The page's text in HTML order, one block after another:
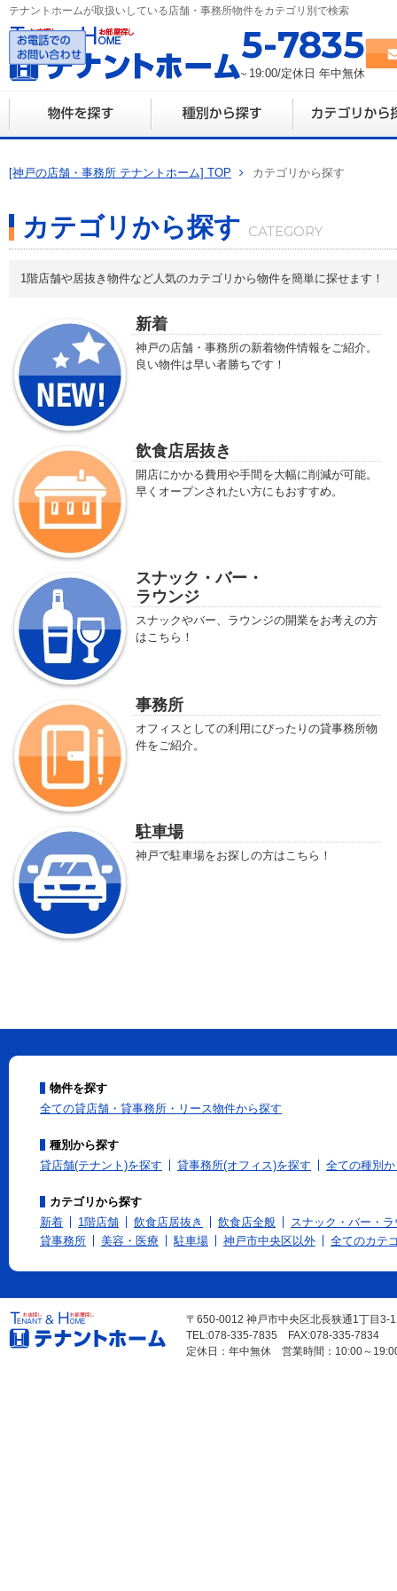
テナントホームが取扱いしている店舗・事務所物件をカテゴリ別で検索
078-335-7835
営業時間 10:00～19:00/定休日 年中無休
[神戸の店舗・事務所 テナントホーム] TOP カテゴリから探す
カテゴリから探す
1階店舗や居抜き物件など人気のカテゴリから物件を簡単に探せます！
新着
神戸の店舗・事務所の新着物件情報をご紹介。
良い物件は早い者勝ちです！
飲食店居抜き
開店にかかる費用や手間を大幅に削減が可能。
早くオープンされたい方にもおすすめ。
スナック・バー・
ラウンジ
スナックやバー、ラウンジの開業をお考えの方
はこちら！
事務所
オフィスとしての利用にぴったりの貸事務所物
件をご紹介。
駐車場
神戸で駐車場をお探しの方はこちら！
物件を探す
全ての貸店舗・貸事務所・リース物件から探す
種別から探す
貸店舗(テナント)を探す
貸事務所(オフィス)を探す 全ての種別
カテゴリから探す
新着
1階店舗 飲食店居抜き 飲食店全般
スナック・バー・
貸事務所
美容・医療 駐車場 神戸市中央区以外 全てのカテ
〒650-0012 神戸市中央区北長狭通1丁目3-
TEL:078-335-7835 FAX:078-335-7834
定休日：年中無休 営業時間：10:00～